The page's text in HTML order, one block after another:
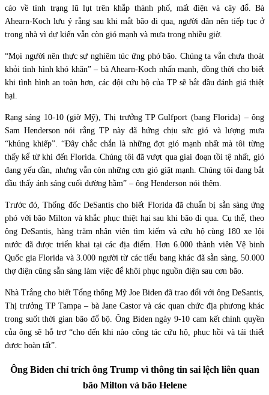
cáo về tình trạng lũ lụt trên khắp thành phố, mất điện và cây đổ. Bà
Ahearn-Koch lưu ý rằng sau khi mắt bão đi qua, người dân nên tiếp tục ở
trong nhà vì dự kiến ​​vẫn còn gió mạnh và mưa trong nhiều giờ.
“Mọi người nên thực sự nghiêm túc ứng phó bão. Chúng ta vẫn chưa thoát
khỏi tình hình khó khăn” – bà Ahearn-Koch nhấn mạnh, đồng thời cho biết
khi tình hình an toàn hơn, các đội cứu hộ của TP sẽ bắt đầu đánh giá thiệt
hại.
Rạng sáng 10-10 (giờ Mỹ), Thị trưởng TP Gulfport (bang Florida) – ông
Sam Henderson nói rằng TP này đã hứng chịu sức gió và lượng mưa
“khủng khiếp”. “Đây chắc chắn là những đợt gió mạnh nhất mà tôi từng
thấy kể từ khi đến Florida. Chúng tôi đã vượt qua giai đoạn tồi tệ nhất, gió
đang yếu dần, nhưng vẫn còn những cơn gió giật mạnh. Chúng tôi đang bắt
đầu thấy ánh sáng cuối đường hầm” – ông Henderson nói thêm.
Trước đó, Thống đốc DeSantis cho biết Florida đã chuẩn bị sẵn sàng ứng
phó với bão Milton và khắc phục thiệt hại sau khi bão đi qua. Cụ thể, theo
ông DeSantis, hàng trăm nhân viên tìm kiếm và cứu hộ cùng 180 xe lội
nước đã được triển khai tại các địa điểm. Hơn 6.000 thành viên Vệ binh
Quốc gia Florida và 3.000 người từ các tiểu bang khác đã sẵn sàng, 50.000
thợ điện cũng sẵn sàng làm việc để khôi phục nguồn điện sau cơn bão.
Nhà Trắng cho biết Tổng thống Mỹ Joe Biden đã trao đổi với ông DeSantis,
Thị trưởng TP Tampa – bà Jane Castor và các quan chức địa phương khác
trong suốt thời gian bão đổ bộ. Ông Biden ngày 9-10 cam kết chính quyền
của ông sẽ hỗ trợ “cho đến khi nào công tác cứu hộ, phục hồi và tái thiết
được hoàn tất”.
Ông Biden chỉ trích ông Trump vì thông tin sai lệch liên quan
bão Milton và bão Helene